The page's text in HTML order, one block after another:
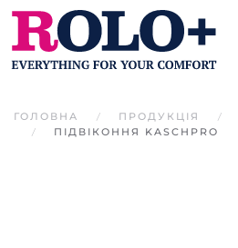
Перейти до основного вмісту
ГОЛОВНА ПРОДУКЦІЯ
ПІДВІКОННЯ KASCHPRO